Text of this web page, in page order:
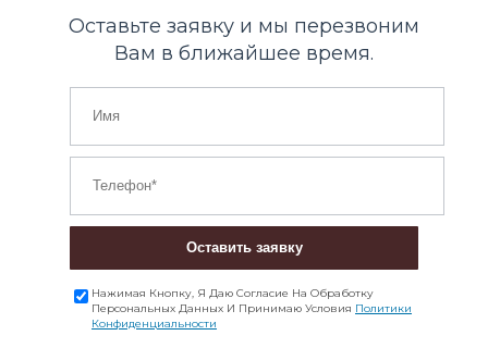
Оставьте заявку и мы перезвоним
Вам в ближайшее время.
Оставить заявку
Нажимая Кнопку, Я Даю Согласие На Обработку
Персональных Данных И Принимаю Условия Политики
Конфиденциальности